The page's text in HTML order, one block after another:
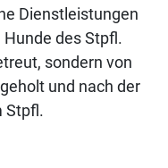
Dienstleistungen
des Stpfl.
sondern von
und nach der
Stpfl.